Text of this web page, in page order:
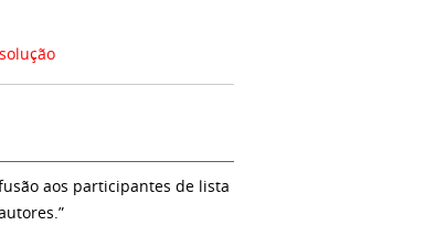
aos participantes de lista